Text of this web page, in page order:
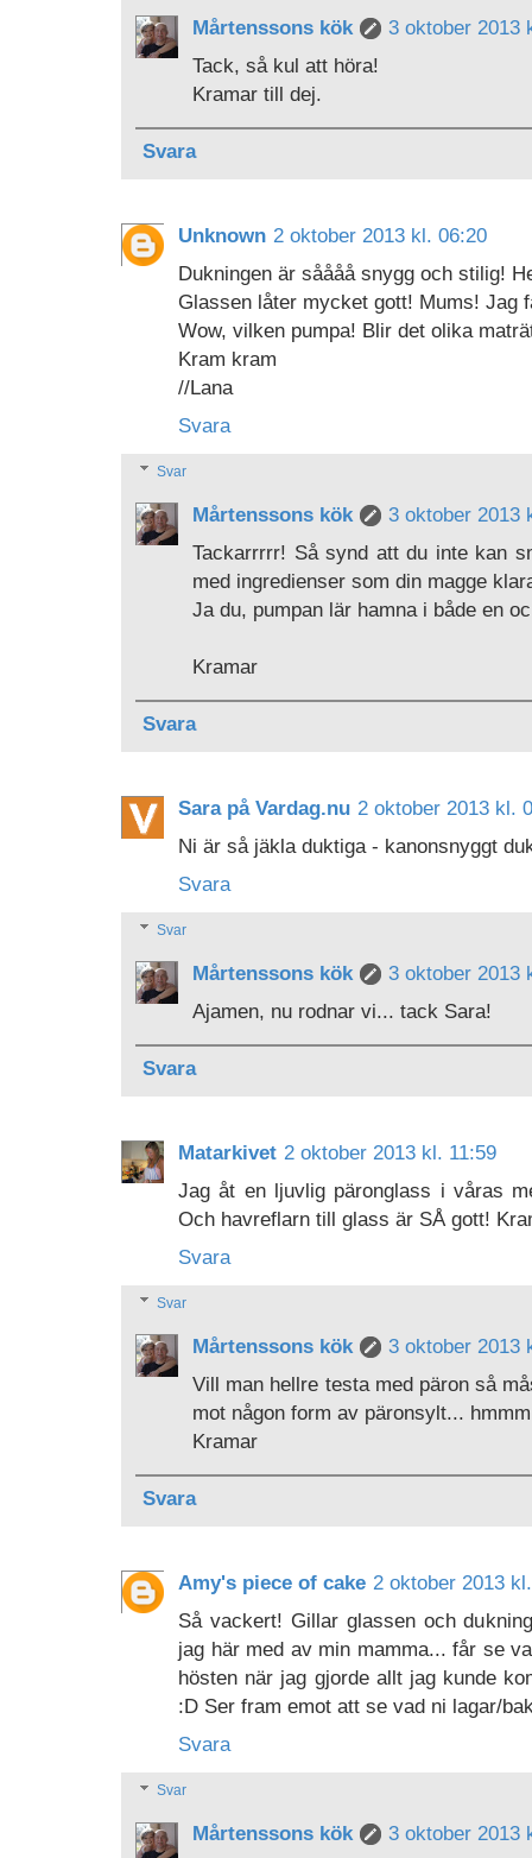
Mårtenssons kök
3 oktober 2013
Tack, så kul att höra!
Kramar till dej.
Svara
Unknown 2 oktober 2013 kl. 06:20
Dukningen är såååå snygg och stilig!
Glassen låter mycket gott! Mums! Jag
Wow, vilken pumpa! Blir det olika
Kram kram
//Lana
Svara
Svar
Mårtenssons kök
3 oktober 2013
Tackarrrrr! Så synd att du inte kan
med ingredienser som din magge
Ja du, pumpan lär hamna i både en
Kramar
Svara
Sara på Vardag.nu 2 oktober 2013 kl.
Ni är så jäkla duktiga - kanonsnyggt
Svara
Svar
Mårtenssons kök
3 oktober 2013
Ajamen, nu rodnar vi... tack Sara!
Svara
Matarkivet 2 oktober 2013 kl. 11:59
Jag åt en ljuvlig päronglass i våras
Och havreflarn till glass är SÅ gott!
Svara
Svar
Mårtenssons kök
3 oktober 2013
Vill man hellre testa med päron så
mot någon form av päronsylt... hmmm
Kramar
Svara
Amy's piece of cake 2 oktober 2013
Så vackert! Gillar glassen och
jag här med av min mamma... får se
hösten när jag gjorde allt jag kunde
:D Ser fram emot att se vad ni lagar/
Svara
Svar
Mårtenssons kök 3 oktober 2013